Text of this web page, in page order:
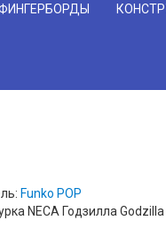
Funko POP
NECA Годзилла